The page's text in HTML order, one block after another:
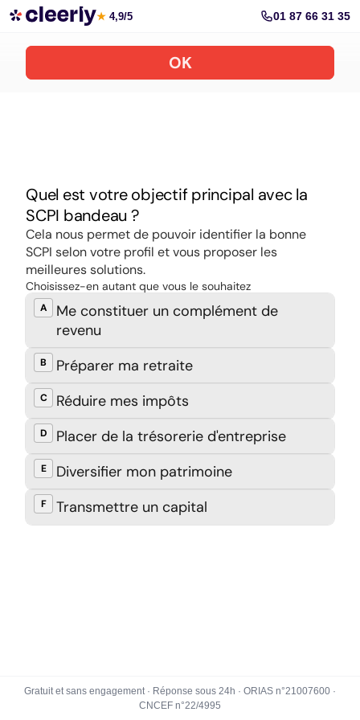
Souscrire aux meilleures SCPI en ligne
★ 4,9/5 01 87 66 31 35
Gratuit et sans engagement · Réponse sous 24h · ORIAS n°21007600 ·
CNCEF n°22/4995